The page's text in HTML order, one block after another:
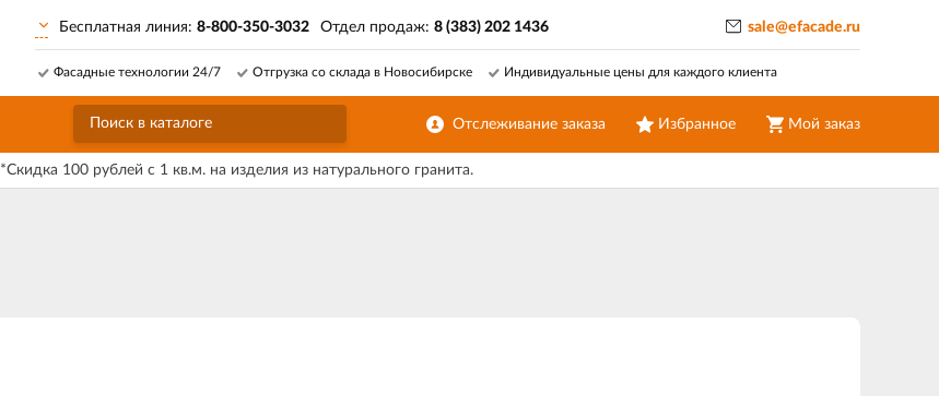
Бесплатная линия: 8-800-350-3032 Отдел продаж: 8 (383) 202 1436
Отслеживание заказа Избранное Мой заказ
Фасадные технологии 24/7 Отгрузка со склада в Новосибирске Индивидуальные цены для каждого клиента
sale@efacade.ru
*Скидка 100 рублей с 1 кв.м. на изделия из натурального гранита.